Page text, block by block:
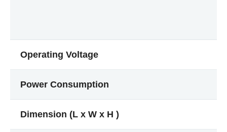
Operating Voltage
Power Consumption
Dimension (L x W x H )